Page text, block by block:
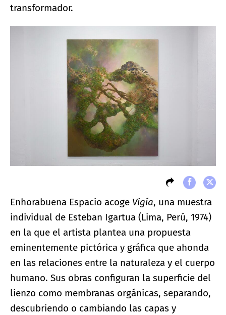
transformador.
Enhorabuena Espacio acoge Vigía, una muestra
individual de Esteban Igartua (Lima, Perú, 1974)
en la que el artista plantea una propuesta
eminentemente pictórica y gráfica que ahonda
en las relaciones entre la naturaleza y el cuerpo
humano. Sus obras configuran la superficie del
lienzo como membranas orgánicas, separando,
descubriendo o cambiando las capas y